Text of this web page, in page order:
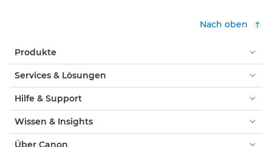
Nach oben
Produkte
Services & Lösungen
Hilfe & Support
Wissen & Insights
Über Canon